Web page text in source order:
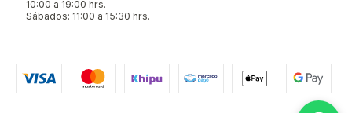
10:00 a 19:00 hrs.
Sábados: 11:00 a 15:30 hrs.